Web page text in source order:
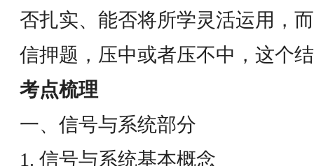
否扎实、能否将所学灵活运用，
信押题，压中或者压不中，这个
考点梳理
一、信号与系统部分
1. 信号与系统基本概念